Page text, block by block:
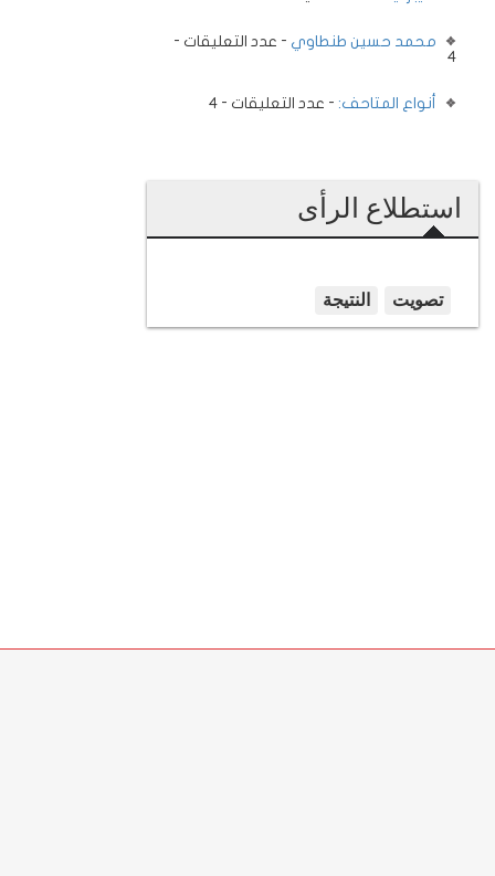
محمد حسين طنطاوي - عدد التعليقات -
4
أنواع المتاحف: - عدد التعليقات - 4
استطلاع الرأى